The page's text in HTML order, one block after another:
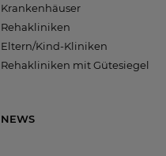
Krankenhäuser
Rehakliniken
Eltern/Kind-Kliniken
Rehakliniken mit Gütesiegel
NEWS